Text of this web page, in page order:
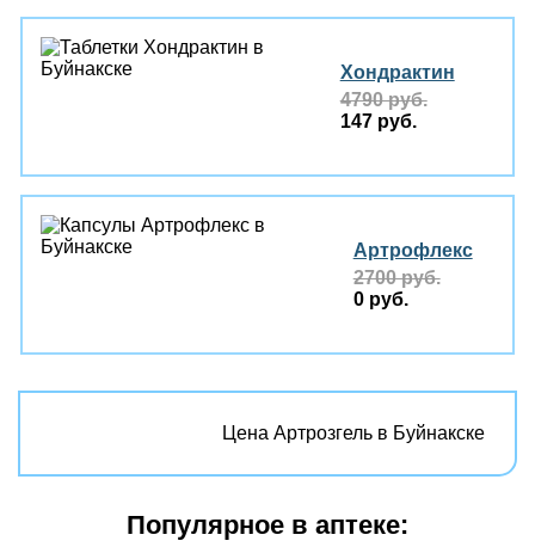
Хондрактин
4790 руб.
147 руб.
Артрофлекс
2700 руб.
0 руб.
Цена Артрозгель в Буйнакске
Популярное в аптеке: